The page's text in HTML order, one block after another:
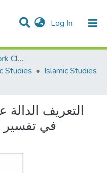
Log In (current)
AQU Research Network Clusters
Studies
Islamic Studies
في تفسير